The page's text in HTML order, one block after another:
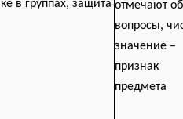
в группах, защита отмечают
вопросы,
значение –
признак
предмета